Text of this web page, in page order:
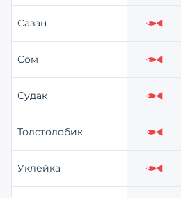
Сазан Слабо
Сом Слабо
Судак Слабо
Толстолобик Слабо
Уклейка Слабо